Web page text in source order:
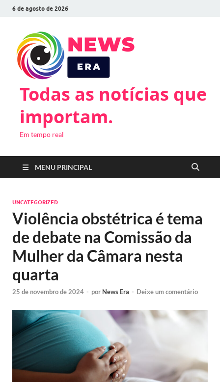
6 de agosto de 2026
Todas as notícias que
importam.
Em tempo real
MENU PRINCIPAL
UNCATEGORIZED
Violência obstétrica é tema
de debate na Comissão da
Mulher da Câmara nesta
quarta
25 de novembro de 2024 - por News Era - Deixe um comentário